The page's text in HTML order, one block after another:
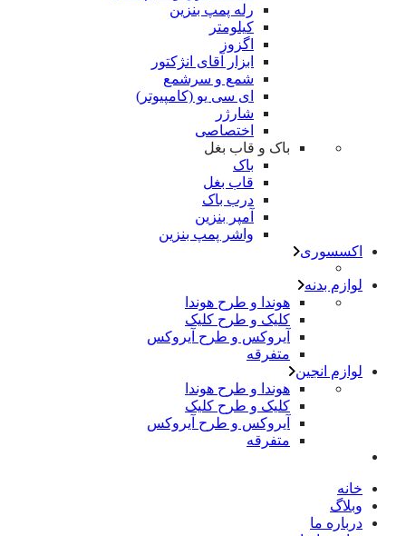
رله پمپ بنزین
کیلومتر
اگزوز
ابزار آقای انژکتور
شمع و سرشمع
ای سی یو (کامپیوتر)
شارژر
اختصاصی
باک و قاب بغل
باک
قاب بغل
درب باک
آمپر بنزین
واشر پمپ بنزین
اکسسوری
لوازم بدنه
هوندا و طرح هوندا
کلیک و طرح کلیک
آیروکس و طرح آیروکس
متفرقه
لوازم انجین
هوندا و طرح هوندا
کلیک و طرح کلیک
آیروکس و طرح آیروکس
متفرقه
خانه
وبلاگ
درباره ما